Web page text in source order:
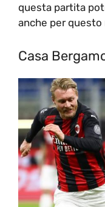
questa partita
anche per questo
Casa